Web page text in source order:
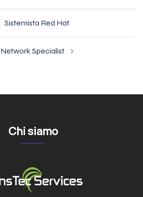
Sistemista Red Hat
Network Specialist
Chi siamo